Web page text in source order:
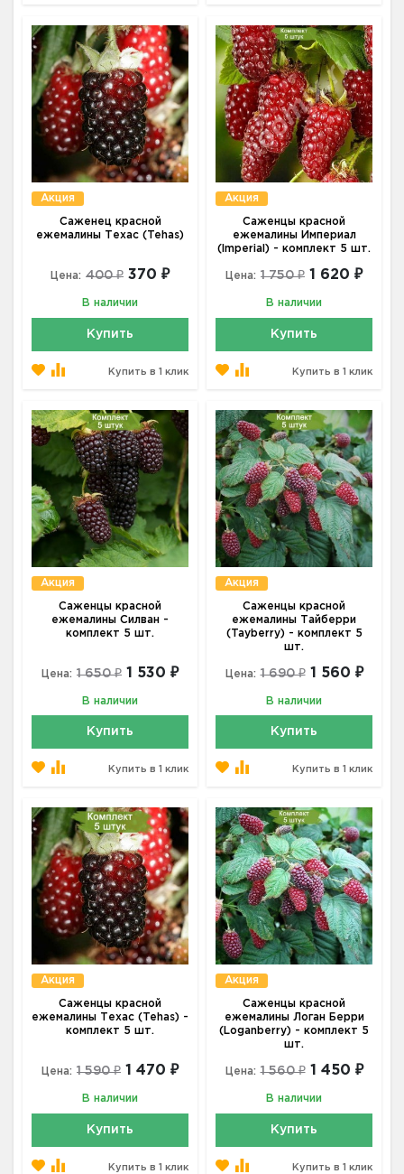
Акция
Саженец красной
ежемалины Техас (Tehas)
Цена: 400 ₽ 370 ₽
В наличии
Купить
Купить в 1 клик
Акция
Саженцы красной
ежемалины Империал
(Imperial) - комплект 5 шт.
Цена: 1 750 ₽ 1 620 ₽
В наличии
Купить
Купить в 1 клик
Акция
Саженцы красной
ежемалины Силван -
комплект 5 шт.
Цена: 1 650 ₽ 1 530 ₽
В наличии
Купить
Купить в 1 клик
Акция
Саженцы красной
ежемалины Тайберри
(Tayberry) - комплект 5
шт.
Цена: 1 690 ₽ 1 560 ₽
В наличии
Купить
Купить в 1 клик
Акция
Саженцы красной
ежемалины Техас (Tehas) -
комплект 5 шт.
Цена: 1 590 ₽ 1 470 ₽
В наличии
Купить
Купить в 1 клик
Акция
Саженцы красной
ежемалины Логан Берри
(Loganberry) - комплект 5
шт.
Цена: 1 560 ₽ 1 450 ₽
В наличии
Купить
Купить в 1 клик